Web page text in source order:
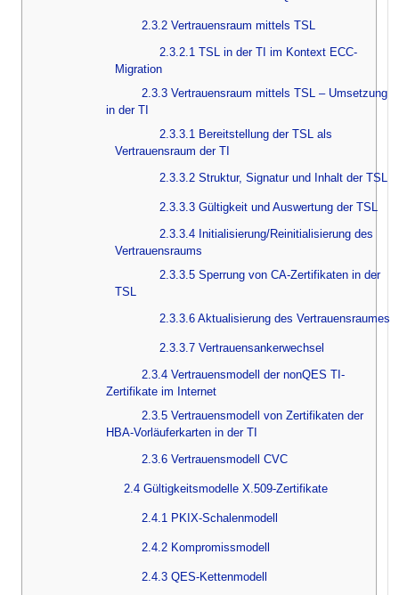
2.3.2 Vertrauensraum mittels TSL
2.3.2.1 TSL in der TI im Kontext ECC-
Migration
2.3.3 Vertrauensraum mittels TSL – Umsetzung
in der TI
2.3.3.1 Bereitstellung der TSL als
Vertrauensraum der TI
2.3.3.2 Struktur, Signatur und Inhalt der TSL
2.3.3.3 Gültigkeit und Auswertung der TSL
2.3.3.4 Initialisierung/Reinitialisierung des
Vertrauensraums
2.3.3.5 Sperrung von CA-Zertifikaten in der
TSL
2.3.3.6 Aktualisierung des Vertrauensraumes
2.3.3.7 Vertrauensankerwechsel
2.3.4 Vertrauensmodell der nonQES TI-
Zertifikate im Internet
2.3.5 Vertrauensmodell von Zertifikaten der
HBA-Vorläuferkarten in der TI
2.3.6 Vertrauensmodell CVC
2.4 Gültigkeitsmodelle X.509-Zertifikate
2.4.1 PKIX-Schalenmodell
2.4.2 Kompromissmodell
2.4.3 QES-Kettenmodell